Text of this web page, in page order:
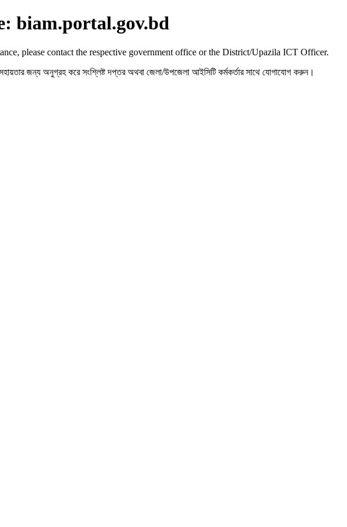
biam.portal.gov.bd
please contact the respective government office or the District/Upazila ICT Officer.
সহায়তার জন্য অনুগ্রহ করে সংশ্লিষ্ট দপ্তর অথবা জেলা/উপজেলা আইসিটি কর্মকর্তার সাথে যোগাযোগ করুন।